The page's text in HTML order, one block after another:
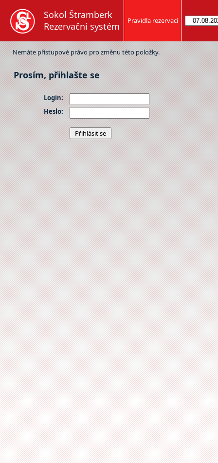
Sokol Štramberk
Rezervační systém
Pravidla rezervací
Nemáte přístupové právo pro změnu této položky.
Prosím, přihlašte se
Login:
Heslo: